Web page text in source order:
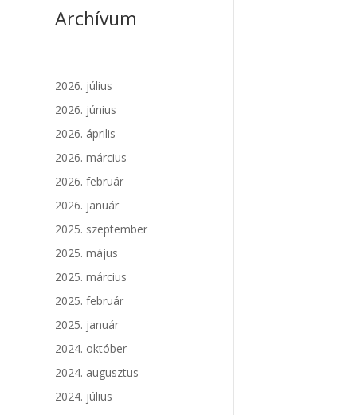
Archívum
2026. július
2026. június
2026. április
2026. március
2026. február
2026. január
2025. szeptember
2025. május
2025. március
2025. február
2025. január
2024. október
2024. augusztus
2024. július